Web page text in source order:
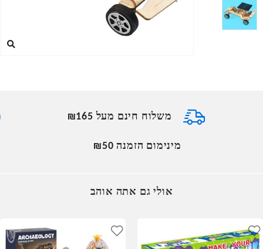
משלוח חינם מעל ₪165
מינימום הזמנה ₪50
אולי גם אתה אוהב